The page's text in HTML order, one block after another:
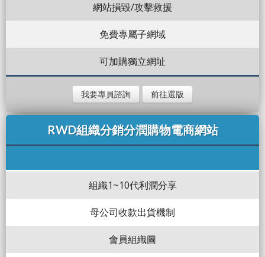
網站損毀/攻擊救援
免費專屬子網域
可加購獨立網址
我要專員諮詢 前往選版
RWD組織分銷分潤購物電商網站
組織1~10代利潤分享
母公司收款出貨機制
會員組織圖